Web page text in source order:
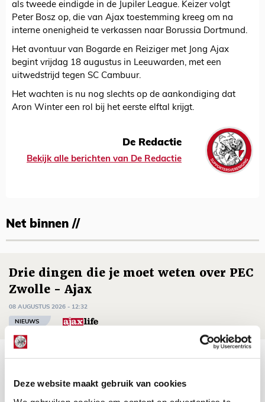
Deze website maakt gebruik van cookies
als tweede eindigde in de Jupiler League. Keizer volgt
Peter Bosz op, die van Ajax toestemming kreeg om na
interne onenigheid te verkassen naar Borussia Dortmund.
Het avontuur van Bogarde en Reiziger met Jong Ajax
begint vrijdag 18 augustus in Leeuwarden, met een
uitwedstrijd tegen SC Cambuur.
Het wachten is nu nog slechts op de aankondiging dat
Aron Winter een rol bij het eerste elftal krijgt.
De Redactie
Bekijk alle berichten van De Redactie
Net binnen //
Drie dingen die je moet weten over PEC
Zwolle - Ajax
08 AUGUSTUS 2026 - 12:32
NIEUWS
Míchels elf: met welke formatie begin